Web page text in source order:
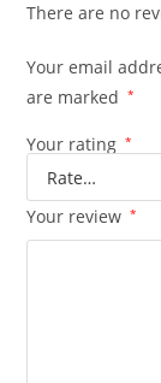
There are no
Your email
are marked
*
Your rating *
Your review *